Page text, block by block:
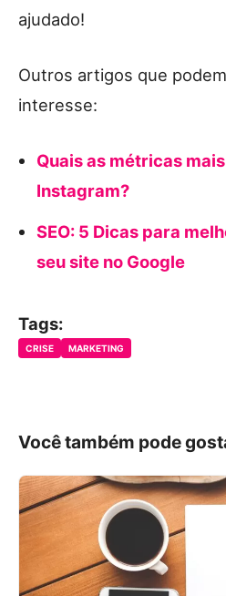
ajudado!
Outros artigos que
interesse:
Quais as métricas
Instagram?
SEO: 5 Dicas para
seu site no Google
Tags:
CRISE MARKETING
Você também pode